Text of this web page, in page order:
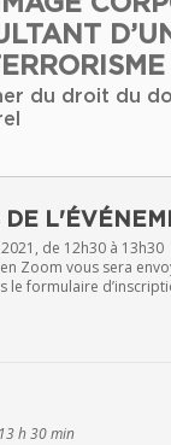
du droit du
DE
de 12h30 à 13h30
Zoom vous sera
le formulaire
h 30 min